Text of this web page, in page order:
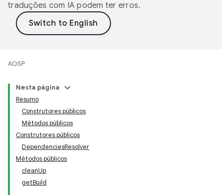
traduções com IA podem ter erros.
AOSP
Nesta página
Resumo
Construtores públicos
Métodos públicos
Construtores públicos
DependenciesResolver
Métodos públicos
cleanUp
getBuild